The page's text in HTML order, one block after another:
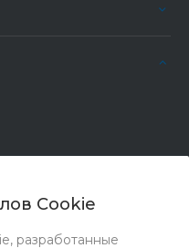
Cookie
разработанные